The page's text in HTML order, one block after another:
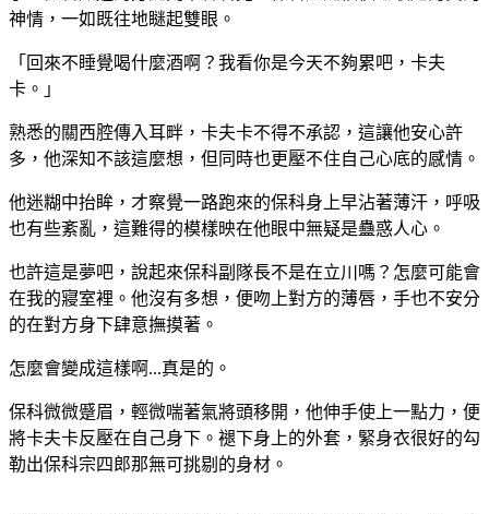
神情，一如既往地瞇起雙眼。
「回來不睡覺喝什麼酒啊？我看你是今天不夠累吧，卡夫
卡。」
熟悉的關西腔傳入耳畔，卡夫卡不得不承認，這讓他安心許
多，他深知不該這麼想，但同時也更壓不住自己心底的感情。
他迷糊中抬眸，才察覺一路跑來的保科身上早沾著薄汗，呼吸
也有些紊亂，這難得的模樣映在他眼中無疑是蠱惑人心。
也許這是夢吧，說起來保科副隊長不是在立川嗎？怎麼可能會
在我的寢室裡。他沒有多想，便吻上對方的薄唇，手也不安分
的在對方身下肆意撫摸著。
怎麼會變成這樣啊...真是的。
保科微微蹙眉，輕微喘著氣將頭移開，他伸手使上一點力，便
將卡夫卡反壓在自己身下。褪下身上的外套，緊身衣很好的勾
勒出保科宗四郎那無可挑剔的身材。